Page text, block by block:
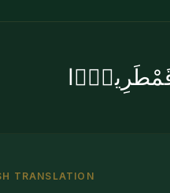
قَمْطَرِيرًۭا
TRANSLATION